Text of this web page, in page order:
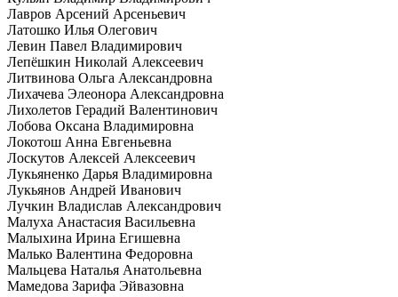
Лавров Арсений Арсеньевич
Латошко Илья Олегович
Левин Павел Владимирович
Лепёшкин Николай Алексеевич
Литвинова Ольга Александровна
Лихачева Элеонора Александровна
Лихолетов Герадий Валентинович
Лобова Оксана Владимировна
Локотош Анна Евгеньевна
Лоскутов Алексей Алексеевич
Лукьяненко Дарья Владимировна
Лукьянов Андрей Иванович
Лучкин Владислав Александрович
Малуха Анастасия Васильевна
Малыхина Ирина Егишевна
Малько Валентина Федоровна
Мальцева Наталья Анатольевна
Мамедова Зарифа Эйвазовна